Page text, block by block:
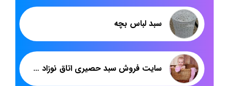
سبد لباس بچه
سایت فروش سبد حصیری اتاق نوزاد کوچک